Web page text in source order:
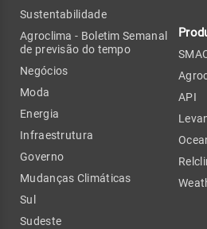
Sustentabilidade
Agroclima - Boletim Semanal
de previsão do tempo
Negócios
Moda
Energia
Infraestrutura
Governo
Mudanças Climáticas
Sul
Sudeste
API